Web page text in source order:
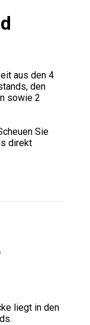
aus den 4
den
sowie 2
Sie
direkt
liegt in den